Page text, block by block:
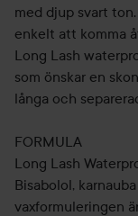
med djup svart
enkelt att komma
Long Lash
som önskar en
långa och
FORMULA
Long Lash
Bisabolol,
vaxformuleringen